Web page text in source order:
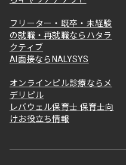
フリーター・既卒・未経験
の就職・再就職ならハタラ
クティブ
AI面接ならNALYSYS
オンラインピル診療ならメ
デリピル
レバウェル保育士 保育士向
けお役立ち情報